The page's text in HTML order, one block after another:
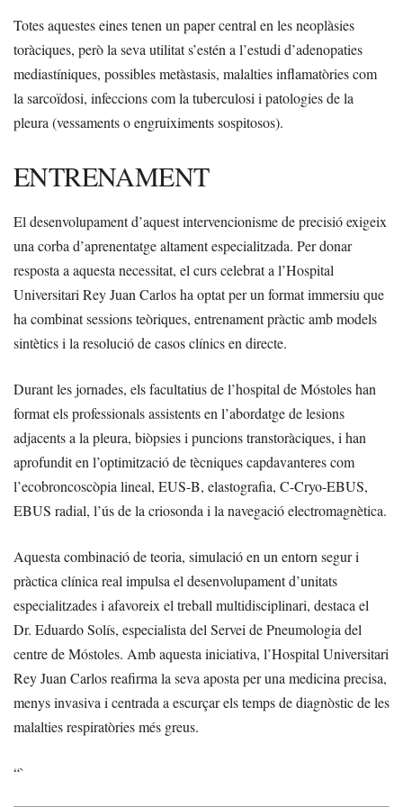
Totes aquestes eines tenen un paper central en les neoplàsies
toràciques, però la seva utilitat s’estén a l’estudi d’adenopaties
mediastíniques, possibles metàstasis, malalties inflamatòries com
la sarcoïdosi, infeccions com la tuberculosi i patologies de la
pleura (vessaments o engruiximents sospitosos).
ENTRENAMENT
El desenvolupament d’aquest intervencionisme de precisió exigeix
una corba d’aprenentatge altament especialitzada. Per donar
resposta a aquesta necessitat, el curs celebrat a l’Hospital
Universitari Rey Juan Carlos ha optat per un format immersiu que
ha combinat sessions teòriques, entrenament pràctic amb models
sintètics i la resolució de casos clínics en directe.
Durant les jornades, els facultatius de l’hospital de Móstoles han
format els professionals assistents en l’abordatge de lesions
adjacents a la pleura, biòpsies i puncions transtoràciques, i han
aprofundit en l’optimització de tècniques capdavanteres com
l’ecobroncoscòpia lineal, EUS-B, elastografia, C-Cryo-EBUS,
EBUS radial, l’ús de la criosonda i la navegació electromagnètica.
Aquesta combinació de teoria, simulació en un entorn segur i
pràctica clínica real impulsa el desenvolupament d’unitats
especialitzades i afavoreix el treball multidisciplinari, destaca el
Dr. Eduardo Solís, especialista del Servei de Pneumologia del
centre de Móstoles. Amb aquesta iniciativa, l’Hospital Universitari
Rey Juan Carlos reafirma la seva aposta per una medicina precisa,
menys invasiva i centrada a escurçar els temps de diagnòstic de les
malalties respiratòries més greus.
“`